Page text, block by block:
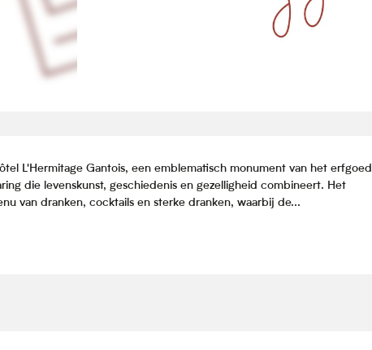
L'Hermitage Gantois, een emblematisch monument van het erfgoed
die levenskunst, geschiedenis en gezelligheid combineert. Het
van dranken, cocktails en sterke dranken, waarbij de...